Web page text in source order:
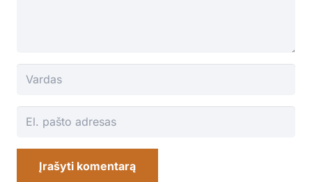
Įrašyti komentarą